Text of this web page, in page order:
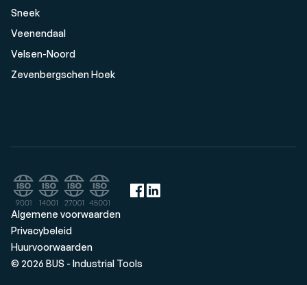
Sneek
Veenendaal
Velsen-Noord
Zevenbergschen Hoek
Algemene voorwaarden
Privacybeleid
Huurvoorwaarden
© 2026 BUS - Industrial Tools